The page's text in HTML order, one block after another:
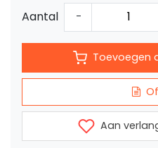
Aantal -
Toevoegen
Aan